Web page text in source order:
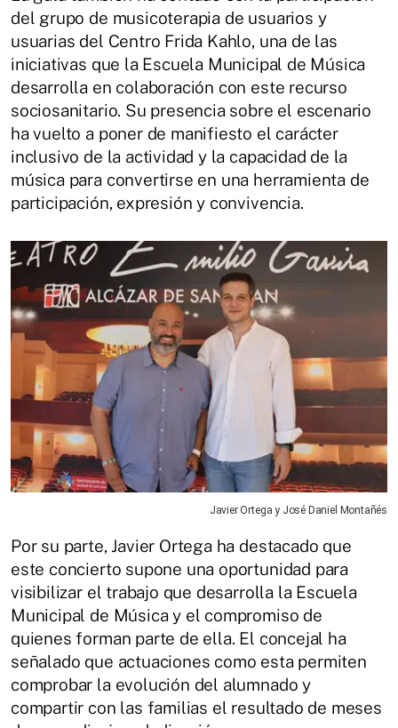
del grupo de musicoterapia de usuarios y
usuarias del Centro Frida Kahlo, una de las
iniciativas que la Escuela Municipal de Música
desarrolla en colaboración con este recurso
sociosanitario. Su presencia sobre el escenario
ha vuelto a poner de manifiesto el carácter
inclusivo de la actividad y la capacidad de la
música para convertirse en una herramienta de
participación, expresión y convivencia.
Javier Ortega y José Daniel Montañés
Por su parte, Javier Ortega ha destacado que
este concierto supone una oportunidad para
visibilizar el trabajo que desarrolla la Escuela
Municipal de Música y el compromiso de
quienes forman parte de ella. El concejal ha
señalado que actuaciones como esta permiten
comprobar la evolución del alumnado y
compartir con las familias el resultado de meses